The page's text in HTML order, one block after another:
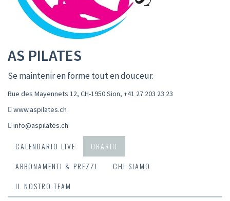
AS PILATES
Se maintenir en forme tout en douceur.
Rue des Mayennets 12, CH-1950 Sion, +41 27 203 23 23
www.aspilates.ch
info@aspilates.ch
CALENDARIO LIVE
ORARIO
ABBONAMENTI & PREZZI
CHI SIAMO
IL NOSTRO TEAM